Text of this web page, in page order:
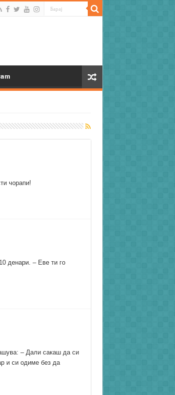
чорапи!
денари. – Еве ти го
– Дали сакаш да си
и си одиме без да